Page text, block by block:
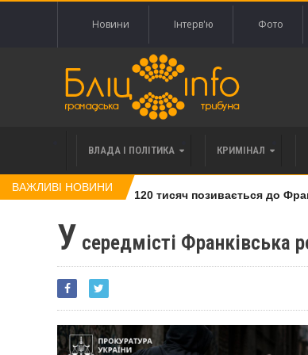
Новини Інтерв'ю Фото
ВЛАДА І ПОЛІТИКА КРИМІНАЛ
ВАЖЛИВІ НОВИНИ
права вимоги за 120 тисяч позивається до
У середмісті Франківська